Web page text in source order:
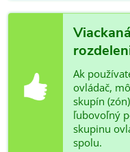
Ak
ovládač,
skupín
ľubovoľný
skupinu
spolu.